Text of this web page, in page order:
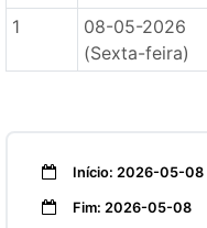
1
08-05-2026
(Sexta-feira)
Início: 2026-05-08
Fim: 2026-05-08